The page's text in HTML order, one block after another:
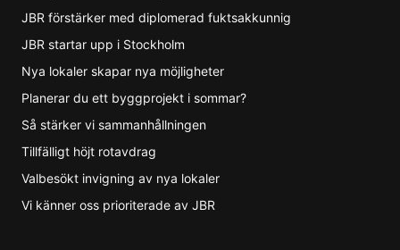
JBR förstärker med diplomerad fuktsakkunnig
JBR startar upp i Stockholm
Nya lokaler skapar nya möjligheter
Planerar du ett byggprojekt i sommar?
Så stärker vi sammanhållningen
Tillfälligt höjt rotavdrag
Valbesökt invigning av nya lokaler
Vi känner oss prioriterade av JBR